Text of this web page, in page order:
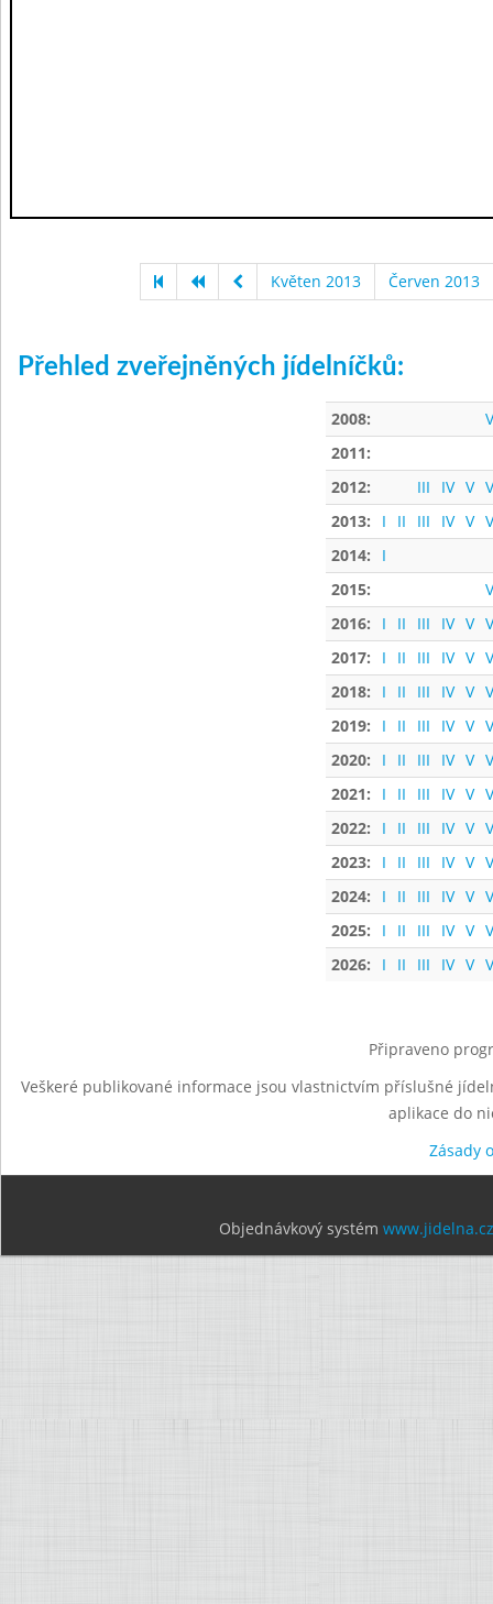
Květen 2013 Červen 2013
Přehled zveřejněných jídelníčků:
2008:
2011:
2012:
III IV V
2013:
I II III IV V
2014:
I
2015:
2016:
I II III IV V
2017:
I II III IV V
2018:
I II III IV V
2019:
I II III IV V
2020:
I II III IV V
2021:
I II III IV V
2022:
I II III IV V
2023:
I II III IV V
2024:
I II III IV V
2025:
I II III IV V
2026:
I II III IV V
Připraveno
Veškeré publikované informace jsou vlastnictvím příslušné
aplikace do
Zásady
Objednávkový systém www.jidelna.cz